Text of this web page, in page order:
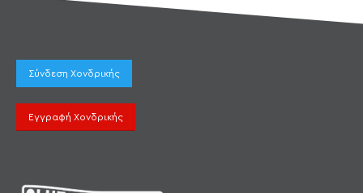
Σύνδεση Χονδρικής
Εγγραφή Χονδρικής